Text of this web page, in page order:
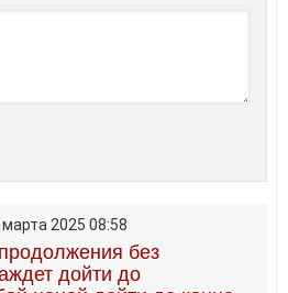
марта 2025 08:58
без
дойти до